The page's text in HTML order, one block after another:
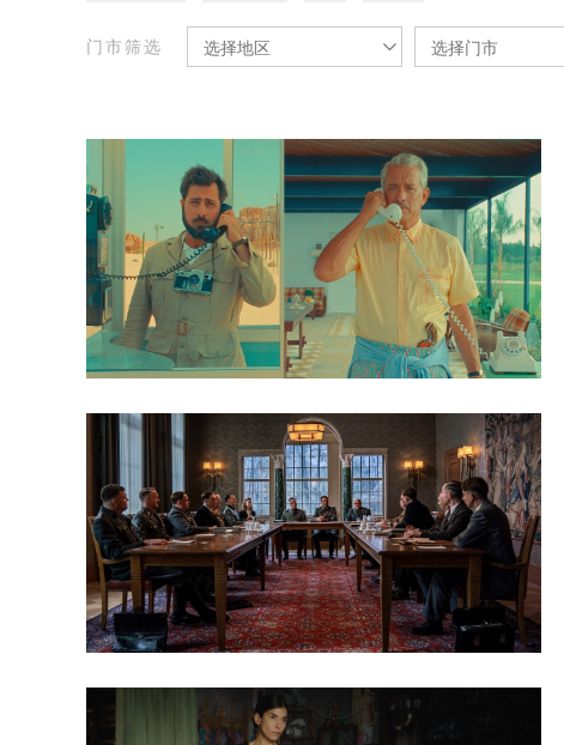
门市筛选 选择地区 选择门市